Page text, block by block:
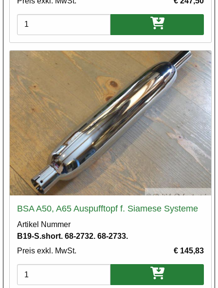
Varianten
BSA A50, A65 Auspufftopf f. Siamese Systeme
Artikel Nummer
B19-S.short. 68-2732. 68-2733.
Preis exkl. MwSt.
€ 145,83
Varianten